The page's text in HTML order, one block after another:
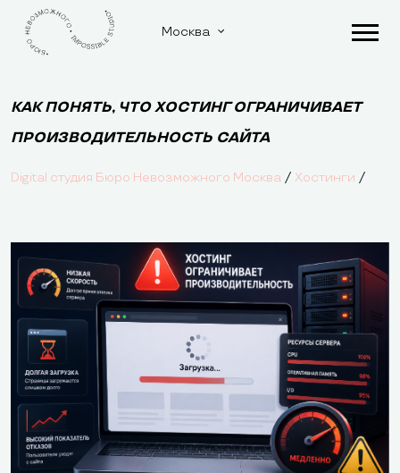
Москва
КАК ПОНЯТЬ, ЧТО ХОСТИНГ ОГРАНИЧИВАЕТ
ПРОИЗВОДИТЕЛЬНОСТЬ САЙТА
Digital студия Бюро Невозможного Москва / Хостинги /